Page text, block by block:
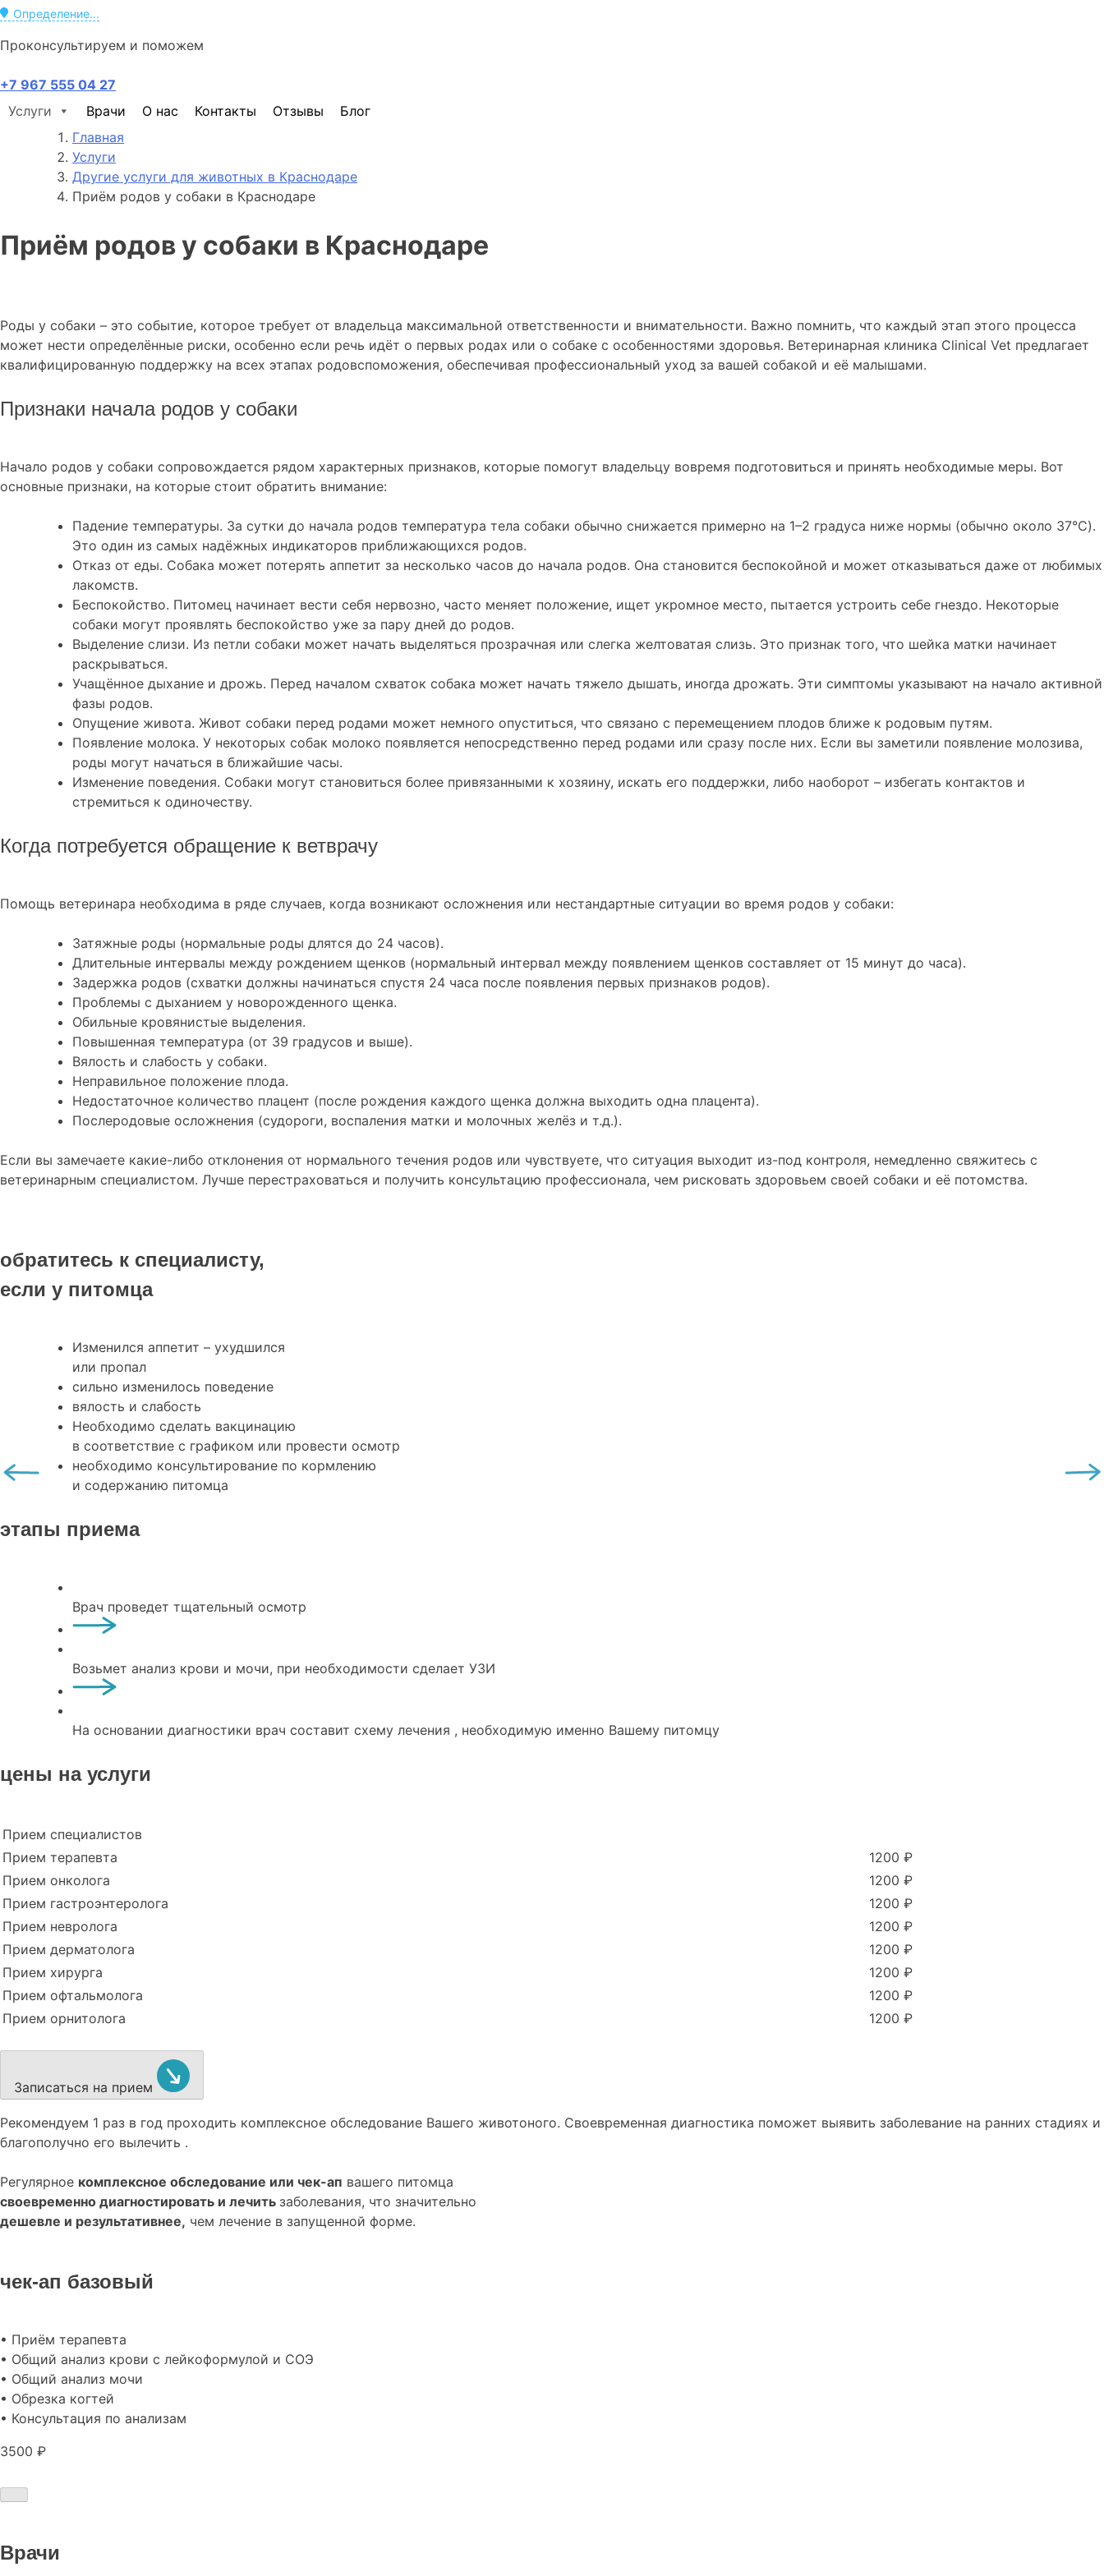
Определение...
Проконсультируем и поможем
+7 967 555 04 27
Услуги
Врачи О нас Контакты Отзывы
Блог
Главная
Услуги
Другие услуги для животных в Краснодаре
Приём родов у собаки в Краснодаре
Приём родов у собаки в Краснодаре
Роды у собаки – это событие, которое требует от владельца максимальной ответственности и внимательности. Важно помнить, что каждый этап этого процесса
может нести определённые риски, особенно если речь идёт о первых родах или о собаке с особенностями здоровья. Ветеринарная клиника Clinical Vet предлагает
квалифицированную поддержку на всех этапах родовспоможения, обеспечивая профессиональный уход за вашей собакой и её малышами.
Признаки начала родов у собаки
Начало родов у собаки сопровождается рядом характерных признаков, которые помогут владельцу вовремя подготовиться и принять необходимые меры. Вот
основные признаки, на которые стоит обратить внимание:
Падение температуры. За сутки до начала родов температура тела собаки обычно снижается примерно на 1–2 градуса ниже нормы (обычно около 37°C).
Это один из самых надёжных индикаторов приближающихся родов.
Отказ от еды. Собака может потерять аппетит за несколько часов до начала родов. Она становится беспокойной и может отказываться даже от любимых
лакомств.
Беспокойство. Питомец начинает вести себя нервозно, часто меняет положение, ищет укромное место, пытается устроить себе гнездо. Некоторые
собаки могут проявлять беспокойство уже за пару дней до родов.
Выделение слизи. Из петли собаки может начать выделяться прозрачная или слегка желтоватая слизь. Это признак того, что шейка матки начинает
раскрываться.
Учащённое дыхание и дрожь. Перед началом схваток собака может начать тяжело дышать, иногда дрожать. Эти симптомы указывают на начало активной
фазы родов.
Опущение живота. Живот собаки перед родами может немного опуститься, что связано с перемещением плодов ближе к родовым путям.
Появление молока. У некоторых собак молоко появляется непосредственно перед родами или сразу после них. Если вы заметили появление молозива,
роды могут начаться в ближайшие часы.
Изменение поведения. Собаки могут становиться более привязанными к хозяину, искать его поддержки, либо наоборот – избегать контактов и
стремиться к одиночеству.
Когда потребуется обращение к ветврачу
Помощь ветеринара необходима в ряде случаев, когда возникают осложнения или нестандартные ситуации во время родов у собаки:
Затяжные роды (нормальные роды длятся до 24 часов).
Длительные интервалы между рождением щенков (нормальный интервал между появлением щенков составляет от 15 минут до часа).
Задержка родов (схватки должны начинаться спустя 24 часа после появления первых признаков родов).
Проблемы с дыханием у новорожденного щенка.
Обильные кровянистые выделения.
Повышенная температура (от 39 градусов и выше).
Вялость и слабость у собаки.
Неправильное положение плода.
Недостаточное количество плацент (после рождения каждого щенка должна выходить одна плацента).
Послеродовые осложнения (судороги, воспаления матки и молочных желёз и т.д.).
Если вы замечаете какие-либо отклонения от нормального течения родов или чувствуете, что ситуация выходит из-под контроля, немедленно свяжитесь с
ветеринарным специалистом. Лучше перестраховаться и получить консультацию профессионала, чем рисковать здоровьем своей собаки и её потомства.
обратитесь к специалисту,
если у питомца
Изменился аппетит – ухудшился
или пропал
сильно изменилось поведение
вялость и слабость
Необходимо сделать вакцинацию
в соответствие с графиком или провести осмотр
необходимо консультирование по кормлению
и содержанию питомца
этапы приема
Врач проведет тщательный осмотр
Возьмет анализ крови и мочи, при необходимости сделает УЗИ
На основании диагностики врач составит схему лечения , необходимую именно Вашему питомцу
цены на услуги
Прием специалистов
Прием терапевта
1200 ₽
Прием онколога
1200 ₽
Прием гастроэнтеролога
1200 ₽
Прием невролога
1200 ₽
Прием дерматолога
1200 ₽
Прием хирурга
1200 ₽
Прием офтальмолога
1200 ₽
Прием орнитолога
1200 ₽
Записаться на прием
Рекомендуем 1 раз в год проходить комплексное обследование Вашего животоного. Своевременная диагностика поможет выявить заболевание на ранних стадиях и
благополучно его вылечить .
Регулярное комплексное обследование или чек-ап вашего питомца
своевременно диагностировать и лечить заболевания, что значительно
дешевле и результативнее, чем лечение в запущенной форме.
чек-ап базовый
• Приём терапевта
• Общий анализ крови с лейкоформулой и СОЭ
• Общий анализ мочи
• Обрезка когтей
• Консультация по анализам
3500 ₽
Врачи